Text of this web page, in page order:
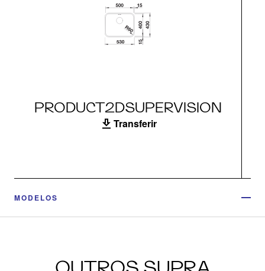
PRODUCT2DSUPERVISION
Transferir
MODELOS